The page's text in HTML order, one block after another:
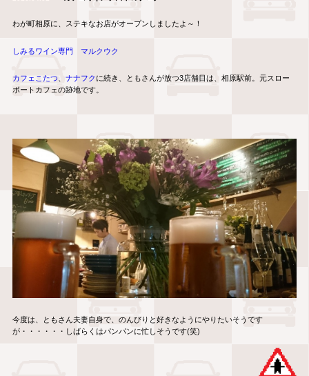
わが町相原に、ステキなお店がオープンしましたよ～！
しみるワイン専門 マルクウク
カフェこたつ ナナフク に続き、ともさんが放つ3店舗目は、相原駅前。元スロー
ボートカフェの跡地です。
今度は、ともさん夫妻自身で、のんびりと好きなようにやりたいそうです
が・・・・・・しばらくはパンパンに忙しそうです(笑)